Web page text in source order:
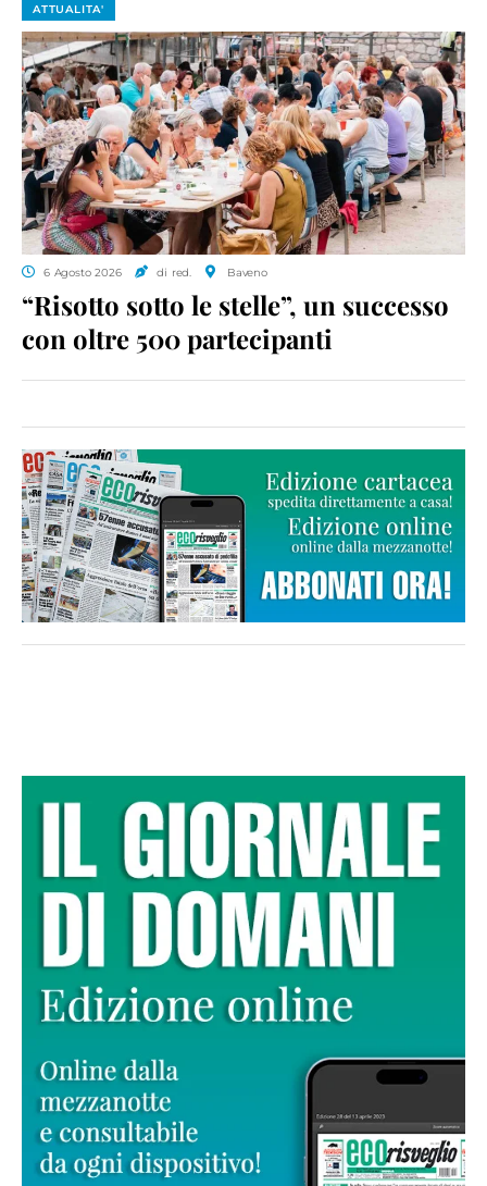
ATTUALITA'
6 Agosto 2026 di red. Baveno
“Risotto sotto le stelle”, un successo
con oltre 500 partecipanti